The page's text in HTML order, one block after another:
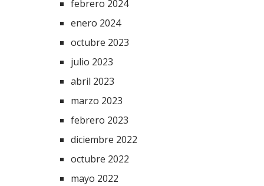
febrero 2024
enero 2024
octubre 2023
julio 2023
abril 2023
marzo 2023
febrero 2023
diciembre 2022
octubre 2022
mayo 2022